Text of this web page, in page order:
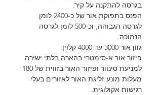
בגרסה להתקנה על קיר.
הפנס בתפוקת אור של כ-2400 לומן
לגרסה הגבוהה, וכ-500 לומן לגרסה
הנמוכה.
גוון אור 3000 עד 4000 קלוין.
פיזור אור א-סימטרי בהארה בלתי ישירה
למניעת סינוור ופיזור האור בזווית של 180
מעלות מונע זליגת האור לאזורים בעלי
רגישות אקולוגית.